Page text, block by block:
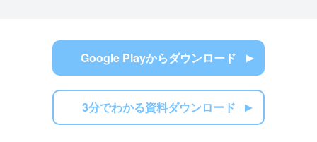
Google Playからダウンロード
3分でわかる資料ダウンロード